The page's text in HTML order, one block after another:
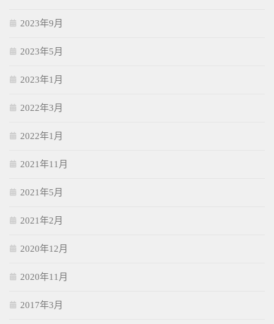
2023年9月
2023年5月
2023年1月
2022年3月
2022年1月
2021年11月
2021年5月
2021年2月
2020年12月
2020年11月
2017年3月